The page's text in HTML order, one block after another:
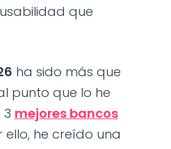
que
ha sido más que
punto que lo he
mejores bancos
ello, he creído una